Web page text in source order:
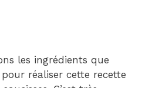
les ingrédients que
réaliser cette recette